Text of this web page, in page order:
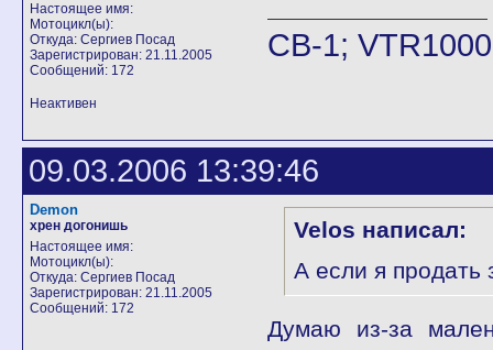
Настоящее имя:
Мотоцикл(ы):
Откуда: Сергиев Посад
Зарегистрирован: 21.11.2005
Сообщений: 172
CB-1;
Неактивен
09.03.2006 13:39:46
Demon
хрен догонишь
Настоящее имя:
Мотоцикл(ы):
Откуда: Сергиев Посад
Зарегистрирован: 21.11.2005
Сообщений: 172
Velos написал:
А если я продать
Думаю из-за